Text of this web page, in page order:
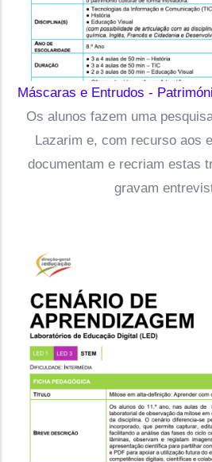
Máscaras e Entrudos -
Os alunos fazem uma
Lazarim e, com recurso aos
documentam e recriam estas
gravam